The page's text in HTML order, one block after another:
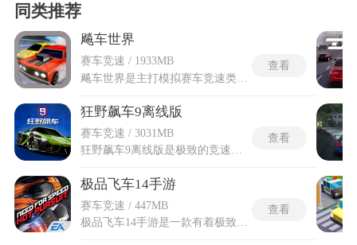
同类推荐
飚车世界
赛车竞速 / 1933MB
查看
狂野飙车9离线版
赛车竞速 / 3031MB
狂野飙车9离线版是极致的竞速类游戏，改装系统覆盖轮圈造型、扰流板样式和保险杠型号等多个可视化部位，每项调整均实时反映在3D预览模型上。涂装编辑器支持多层贴纸叠加和颜色染色，驾驶员可以把引擎盖和车门等区块分别喷涂不同的材质质感。狂野飙车9离线版的性能强化体系包含D至S共六个稀有度等级，每台车子的加速、操控、极速和氮气四项数值均可通过消耗零件完成分项升级。狂野飙车9离线版的蓝图收集机制要求跑完特定赛事获取设计图纸，攒够指定数量后解锁对应的隐藏跑车。离线版生涯模式将900多项赛事划分为多个赛季章节，每一章节通关后才能解锁后续高级别区域。
查看
极品飞车14手游
赛车竞速 / 447MB
查看